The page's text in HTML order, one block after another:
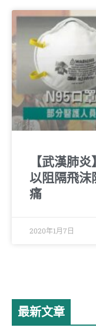
【武漢肺
以阻隔飛
痛
2020年1月7日
最新文章